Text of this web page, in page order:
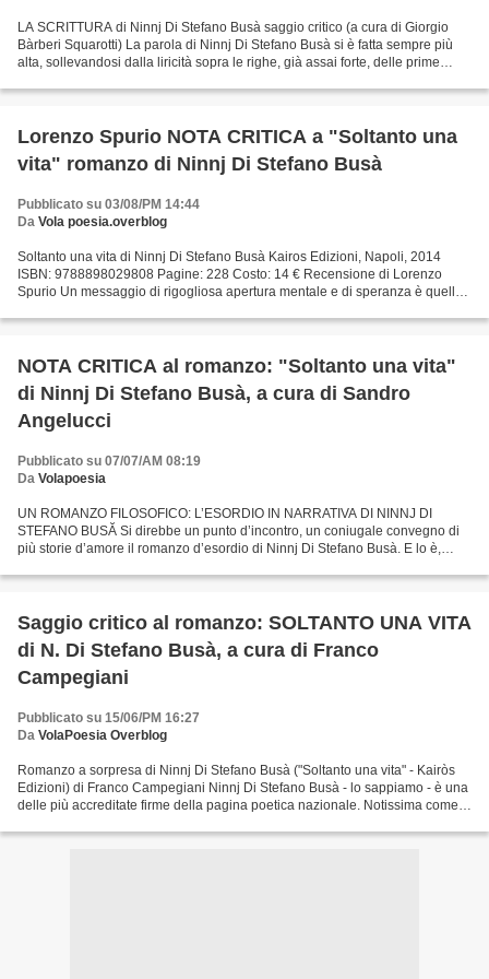
LA SCRITTURA di Ninnj Di Stefano Busà saggio critico (a cura di Giorgio
Bàrberi Squarotti) La parola di Ninnj Di Stefano Busà si è fatta sempre più
alta, sollevandosi dalla liricità sopra le righe, già assai forte, delle prime
Lorenzo Spurio NOTA CRITICA a "Soltanto una
vita" romanzo di Ninnj Di Stefano Busà
Pubblicato su 03/08/PM 14:44
Da Vola poesia.overblog
Soltanto una vita di Ninnj Di Stefano Busà Kairos Edizioni, Napoli, 2014
ISBN: 9788898029808 Pagine: 228 Costo: 14 € Recensione di Lorenzo
Spurio Un messaggio di rigogliosa apertura mentale e di speranza è quello
NOTA CRITICA al romanzo: "Soltanto una vita"
di Ninnj Di Stefano Busà, a cura di Sandro
Angelucci
Pubblicato su 07/07/AM 08:19
Da Volapoesia
UN ROMANZO FILOSOFICO: L’ESORDIO IN NARRATIVA DI NINNJ DI
STEFANO BUSĂ Si direbbe un punto d’incontro, un coniugale convegno di
più storie d’amore il romanzo d’esordio di Ninnj Di Stefano Busà. E lo è,
Saggio critico al romanzo: SOLTANTO UNA VITA
di N. Di Stefano Busà, a cura di Franco
Campegiani
Pubblicato su 15/06/PM 16:27
Da VolaPoesia Overblog
Romanzo a sorpresa di Ninnj Di Stefano Busà ("Soltanto una vita" - Kairòs
Edizioni) di Franco Campegiani Ninnj Di Stefano Busà - lo sappiamo - è una
delle più accreditate firme della pagina poetica nazionale. Notissima come